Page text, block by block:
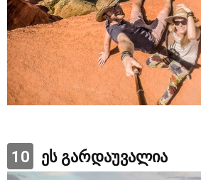
10 ეს გარდაუვალია